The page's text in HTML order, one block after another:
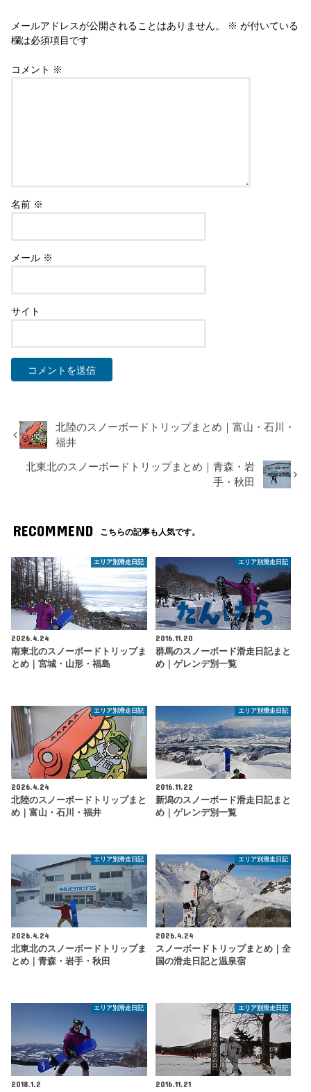
メールアドレスが公開されることはありません。 ※ が付いている
欄は必須項目です
コメント ※
名前 ※
メール ※
サイト
北陸のスノーボードトリップまとめ｜富山・石川・
福井
北東北のスノーボードトリップまとめ｜青森・岩
手・秋田
RECOMMEND こちらの記事も人気です。
エリア別滑走日記
2026.4.24
南東北のスノーボードトリップま
とめ｜宮城・山形・福島
エリア別滑走日記
2016.11.20
群馬のスノーボード滑走日記まと
め｜ゲレンデ別一覧
エリア別滑走日記
2026.4.24
北陸のスノーボードトリップまと
め｜富山・石川・福井
エリア別滑走日記
2016.11.22
新潟のスノーボード滑走日記まと
め｜ゲレンデ別一覧
エリア別滑走日記
2026.4.24
北東北のスノーボードトリップま
とめ｜青森・岩手・秋田
エリア別滑走日記
2026.4.24
スノーボードトリップまとめ｜全
国の滑走日記と温泉宿
エリア別滑走日記
2018.1.2
エリア別滑走日記
2016.11.21